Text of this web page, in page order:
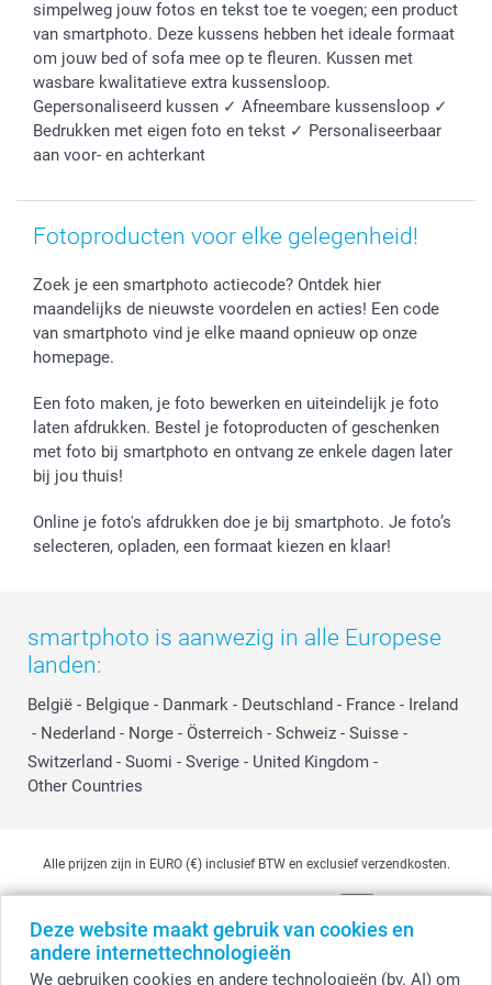
Deze website maakt gebruik van cookies en
andere internettechnologieën
We gebruiken cookies en andere technologieën (bv. AI) om
Verjaardag
Geboorte
Privacybeleid
Cookiebeleid
Prijslijst
Jobs & Stages
Investor Relations
Levering
Mijn orderstatus
smartfriends
simpelweg jouw fotos en tekst toe te voegen; een product
van smartphoto. Deze kussens hebben het ideale formaat
om jouw bed of sofa mee op te fleuren. Kussen met
wasbare kwalitatieve extra kussensloop.
Gepersonaliseerd kussen ✓ Afneembare kussensloop ✓
Bedrukken met eigen foto en tekst ✓ Personaliseerbaar
aan voor- en achterkant
Fotoproducten voor elke gelegenheid!
Zoek je een smartphoto actiecode? Ontdek hier
maandelijks de nieuwste voordelen en acties! Een code
van smartphoto vind je elke maand opnieuw op onze
homepage.
Een foto maken, je foto bewerken en uiteindelijk je foto
laten afdrukken. Bestel je fotoproducten of geschenken
met foto bij smartphoto en ontvang ze enkele dagen later
bij jou thuis!
Online je foto's afdrukken doe je bij smartphoto. Je foto’s
selecteren, opladen, een formaat kiezen en klaar!
smartphoto is aanwezig in alle Europese
landen:
België - Belgique - Danmark - Deutschland - France - Ireland
- Nederland - Norge - Österreich - Schweiz - Suisse -
Switzerland - Suomi - Sverige - United Kingdom -
Other Countries
© smartphoto group. Alle rechten voorbehouden
smartphoto group NV.
Kwatrechtsteenweg 160, 9230 Wetteren, België
Alle prijzen zijn in EURO (€) inclusief BTW en exclusief verzendkosten.